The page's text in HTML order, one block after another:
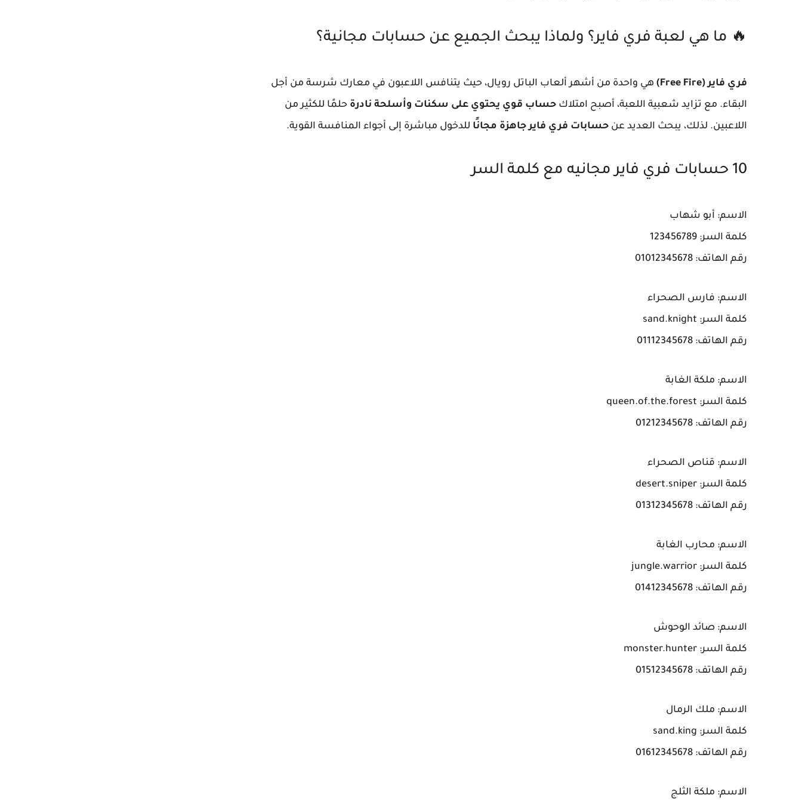
🔥 ما هي لعبة فري فاير؟ ولماذا يبحث الجميع عن حسابات مجانية؟
فري فاير (Free Fire)
هي واحدة من أشهر ألعاب الباتل رويال، حيث يتنافس اللاعبون في معارك شرسة من أجل
البقاء. مع تزايد شعبية اللعبة، أصبح امتلاك حساب قوي يحتوي على سكنات وأسلحة نادرة حلمًا للكثير من
اللاعبين. لذلك، يبحث العديد عن حسابات فري فاير جاهزة مجانًا للدخول مباشرة إلى أجواء المنافسة القوية.
10 حسابات فري فاير مجانيه مع كلمة السر
الاسم: أبو شهاب
كلمة السر: 123456789
رقم الهاتف: 01012345678
الاسم: فارس الصحراء
كلمة السر: sand.knight
رقم الهاتف: 01112345678
الاسم: ملكة الغابة
كلمة السر: queen.of.the.forest
رقم الهاتف: 01212345678
الاسم: قناص الصحراء
كلمة السر: desert.sniper
رقم الهاتف: 01312345678
الاسم: محارب الغابة
كلمة السر: jungle.warrior
رقم الهاتف: 01412345678
الاسم: صائد الوحوش
كلمة السر: monster.hunter
رقم الهاتف: 01512345678
الاسم: ملك الرمال
كلمة السر: sand.king
رقم الهاتف: 01612345678
الاسم: ملكة الثلج